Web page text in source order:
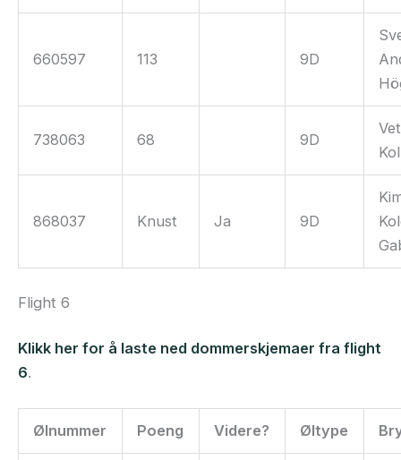
660597 113 9D
738063 68 9D
868037 Knust Ja 9D
Flight 6
Klikk her for å laste ned dommerskjemaer fra flight
6.
Ølnummer Poeng Videre? Øltype